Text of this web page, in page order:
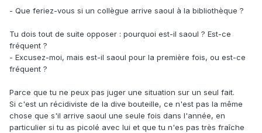
- Que feriez-vous si un collègue arrive saoul à la bibliothèque ?
Tu dois tout de suite opposer : pourquoi est-il saoul ? Est-ce
fréquent ?
- Excusez-moi, mais est-il saoul pour la première fois, ou est-ce
fréquent ?
Parce que tu ne peux pas juger une situation sur un seul fait.
Si c'est un récidiviste de la dive bouteille, ce n'est pas la même
chose que s'il arrive saoul une seule fois dans l'année, en
particulier si tu as picolé avec lui et que tu n'es pas très fraîche